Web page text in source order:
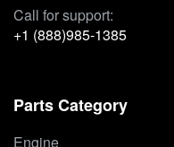
Call for support:
+1 (888)985-1385
Parts Category
Engine